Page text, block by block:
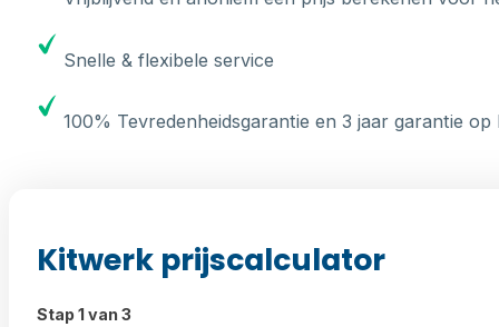
Snelle & flexibele service
100% Tevredenheidsgarantie en 3 jaar garantie
Kitwerk prijscalculator
Stap 1 van 3